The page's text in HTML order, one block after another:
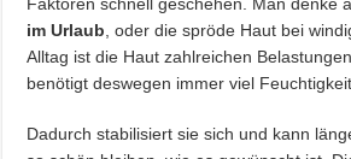
im Urlaub , oder die spröde Haut bei
Alltag ist die Haut zahlreichen
benötigt deswegen immer viel Feuchtigkeit.
Dadurch stabilisiert sie sich und kann